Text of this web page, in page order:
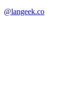
@langeek.co